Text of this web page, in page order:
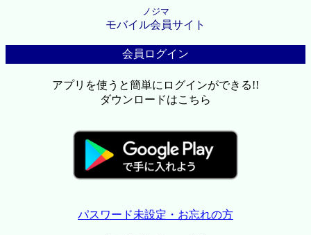
ノジマ
モバイル会員サイト
会員ログイン
アプリを使うと簡単にログインができる!!
ダウンロードはこちら
パスワード未設定・お忘れの方